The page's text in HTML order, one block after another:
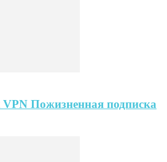
VPN Пожизненная подписка